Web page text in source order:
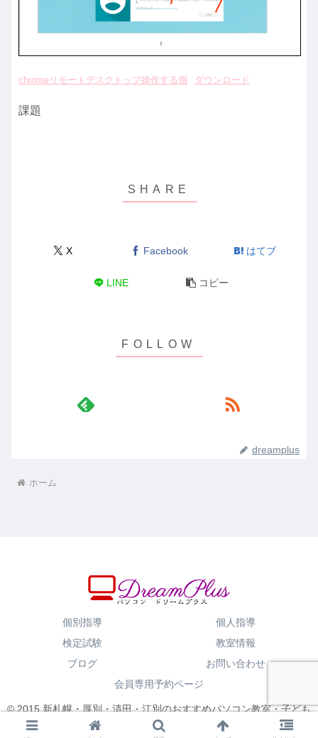
chromeリモートデスクトップ操作する側 ダウンロード
課題
X Facebook はてブ
LINE コピー
dreamplus
ホーム
個別指導
個人指導
検定試験
教室情報
ブログ
お問い合わせ
会員専用予約ページ
© 2015 新札幌・厚別・清田・江別のおすすめパソコン教室・子ども
プログラミング.